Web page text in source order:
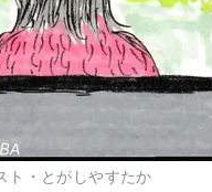
ト・とがしやすたか